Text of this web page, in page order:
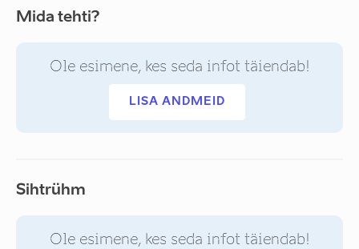
Mida tehti?
Ole esimene, kes seda infot täiendab!
LISA ANDMEID
Sihtrühm
Ole esimene, kes seda infot täiendab!